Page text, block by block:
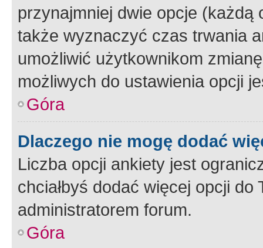
przynajmniej dwie opcje
także wyznaczyć czas trwania
umożliwić użytkownikom
możliwych do ustawienia opcji
Góra
Dlaczego nie mogę dodać
Liczba opcji ankiety jest
chciałbyś dodać więcej opcji
administratorem forum.
Góra